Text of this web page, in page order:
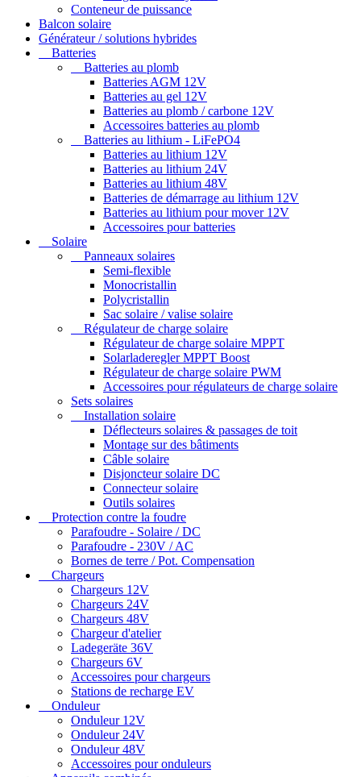
Conteneur de puissance
Balcon solaire
Générateur / solutions hybrides
Batteries
Batteries au plomb
Batteries AGM 12V
Batteries au gel 12V
Batteries au plomb / carbone 12V
Accessoires batteries au plomb
Batteries au lithium - LiFePO4
Batteries au lithium 12V
Batteries au lithium 24V
Batteries au lithium 48V
Batteries de démarrage au lithium 12V
Batteries au lithium pour mover 12V
Accessoires pour batteries
Solaire
Panneaux solaires
Semi-flexible
Monocristallin
Polycristallin
Sac solaire / valise solaire
Régulateur de charge solaire
Régulateur de charge solaire MPPT
Solarladeregler MPPT Boost
Régulateur de charge solaire PWM
Accessoires pour régulateurs de charge solaire
Sets solaires
Installation solaire
Déflecteurs solaires & passages de toit
Montage sur des bâtiments
Câble solaire
Disjoncteur solaire DC
Connecteur solaire
Outils solaires
Protection contre la foudre
Parafoudre - Solaire / DC
Parafoudre - 230V / AC
Bornes de terre / Pot. Compensation
Chargeurs
Chargeurs 12V
Chargeurs 24V
Chargeurs 48V
Chargeur d'atelier
Ladegeräte 36V
Chargeurs 6V
Accessoires pour chargeurs
Stations de recharge EV
Onduleur
Onduleur 12V
Onduleur 24V
Onduleur 48V
Accessoires pour onduleurs